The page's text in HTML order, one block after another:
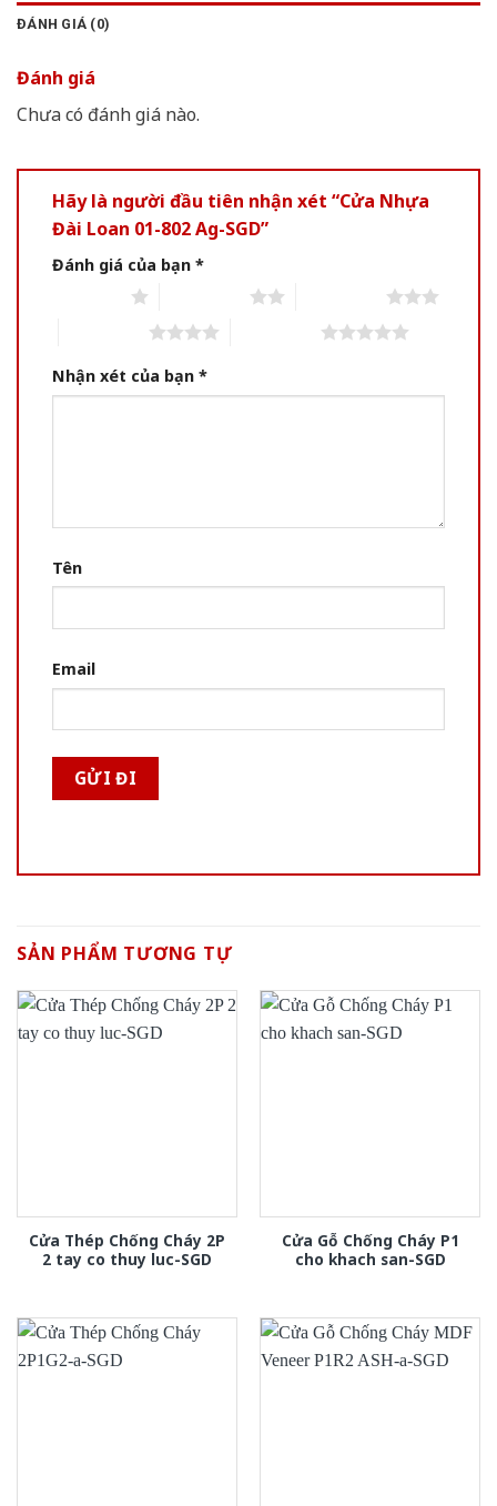
ĐÁNH GIÁ (0)
Đánh giá
Chưa có đánh giá nào.
Hãy là người đầu tiên nhận xét “Cửa Nhựa
Đài Loan 01-802 Ag-SGD”
Đánh giá của bạn *
Nhận xét của bạn *
Tên
Email
SẢN PHẨM TƯƠNG TỰ
Cửa Thép Chống Cháy 2P
2 tay co thuy luc-SGD
Cửa Gỗ Chống Cháy P1
cho khach san-SGD